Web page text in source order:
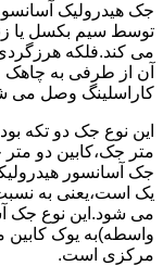
جک هیدرولیک
توسط سیم بکسل یا
می کند.فلکه
آن از طرفی به
کاراسلینگ وصل می
این نوع جک دو تکه
متر جک،کابین دو
جک آسانسور
یک است،یعنی به
می شود.این نوع جک
واسطه)به یوک
مرکزی است.